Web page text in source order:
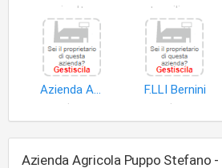
agricoltura
Azienda Agricola Maggi Giorgio
vino
F.LLI Bernini
vino
Azienda Agricola Puppo Stefano